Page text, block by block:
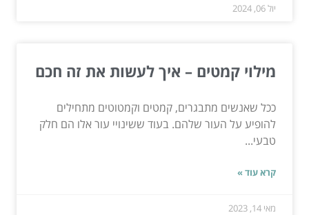
יול 06, 2024
מילוי קמטים – איך לעשות את זה חכם
ככל שאנשים מתבגרים, קמטים וקמטוטים מתחילים
להופיע על העור שלהם. בעוד ששינויי עור אלו הם חלק
טבעי...
קרא עוד »
מאי 14, 2023